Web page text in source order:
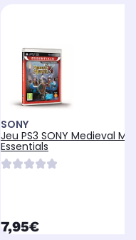
SONY
Jeu PS3 SONY Medieval
Essentials
currentPrice
7,95€